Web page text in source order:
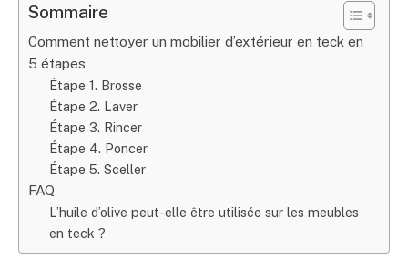
Sommaire
Comment nettoyer un mobilier d’extérieur en teck en
5 étapes
Étape 1. Brosse
Étape 2. Laver
Étape 3. Rincer
Étape 4. Poncer
Étape 5. Sceller
FAQ
L’huile d’olive peut-elle être utilisée sur les meubles
en teck ?